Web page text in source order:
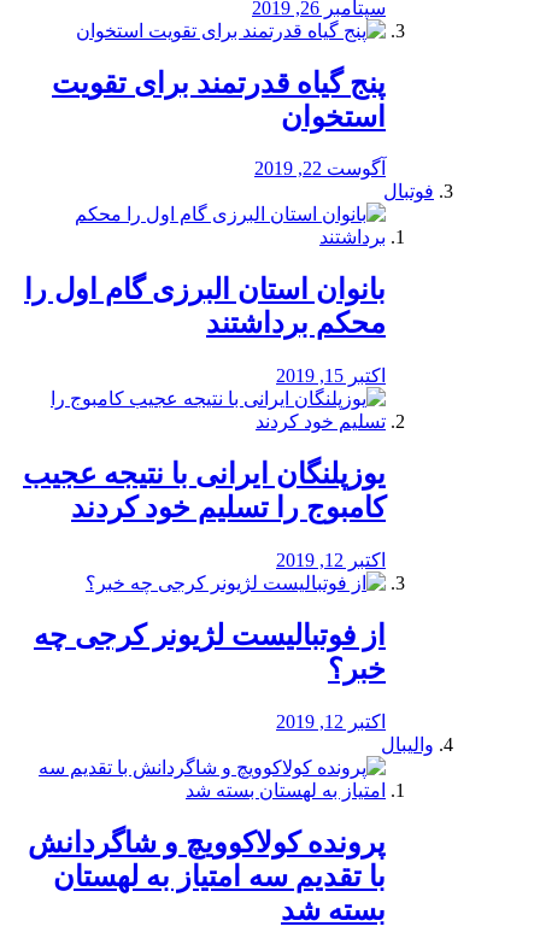
سپتامبر 26, 2019
پنج گیاه قدرتمند برای تقویت
استخوان
آگوست 22, 2019
فوتبال
بانوان استان البرزی گام اول را
محكم برداشتند
اکتبر 15, 2019
یوزپلنگان ایرانی با نتیجه عجیب
کامبوج را تسلیم خود کردند
اکتبر 12, 2019
از فوتبالیست لژیونر کرجی چه
خبر؟
اکتبر 12, 2019
والیبال
پرونده کولاکوویچ و شاگردانش
با تقدیم سه امتیاز به لهستان
بسته شد